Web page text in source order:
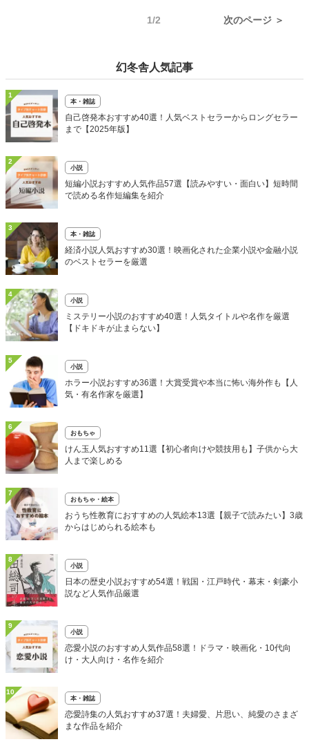
1/2 次のページ ＞
幻冬舎人気記事
1
本・雑誌
自己啓発本おすすめ40選！人気ベストセラーからロングセラー
まで【2025年版】
2
小説
短編小説おすすめ人気作品57選【読みやすい・面白い】短時間
で読める名作短編集を紹介
3
本・雑誌
経済小説人気おすすめ30選！映画化された企業小説や金融小説
のベストセラーを厳選
4
小説
ミステリー小説のおすすめ40選！人気タイトルや名作を厳選
【ドキドキが止まらない】
5
小説
ホラー小説おすすめ36選！大賞受賞や本当に怖い海外作も【人
気・有名作家を厳選】
6
おもちゃ
けん玉人気おすすめ11選【初心者向けや競技用も】子供から大
人まで楽しめる
7
おもちゃ・絵本
おうち性教育におすすめの人気絵本13選【親子で読みたい】3歳
からはじめられる絵本も
8
小説
日本の歴史小説おすすめ54選！戦国・江戸時代・幕末・剣豪小
説など人気作品厳選
9
小説
恋愛小説のおすすめ人気作品58選！ドラマ・映画化・10代向
け・大人向け・名作を紹介
10
本・雑誌
恋愛詩集の人気おすすめ37選！夫婦愛、片思い、純愛のさまざ
まな作品を紹介